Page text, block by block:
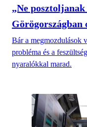
„Ne
Bár a megmozdulások
probléma és a
nyaralókkal marad.